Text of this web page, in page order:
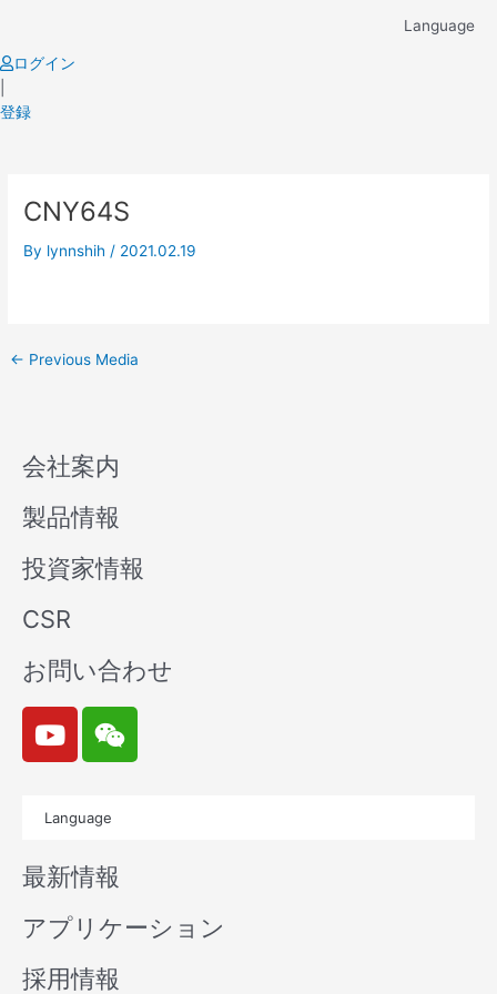
content
Language
ログイン
登録
CNY64S
By lynnshih / 2021.02.19
navigation
← Previous Media
会社案内
製品情報
投資家情報
CSR
お問い合わせ
Y
o
u
b
e
W
e
i
n
Language
最新情報
アプリケーション
採用情報